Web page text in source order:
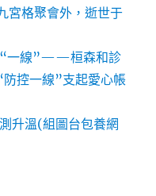
宮格聚會外，逝世于
“一線”——桓森和診
控一線”支起愛心帳
升溫(組圖台包養網